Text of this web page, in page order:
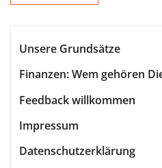
Unsere Grundsätze
Finanzen: Wem gehören
Feedback willkommen
Impressum
Datenschutzerklärung